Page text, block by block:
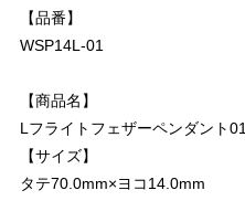
【品番】
WSP14L-01
【商品名】
Lフライトフェザーペンダント01
【サイズ】
タテ70.0mm×ヨコ14.0mm